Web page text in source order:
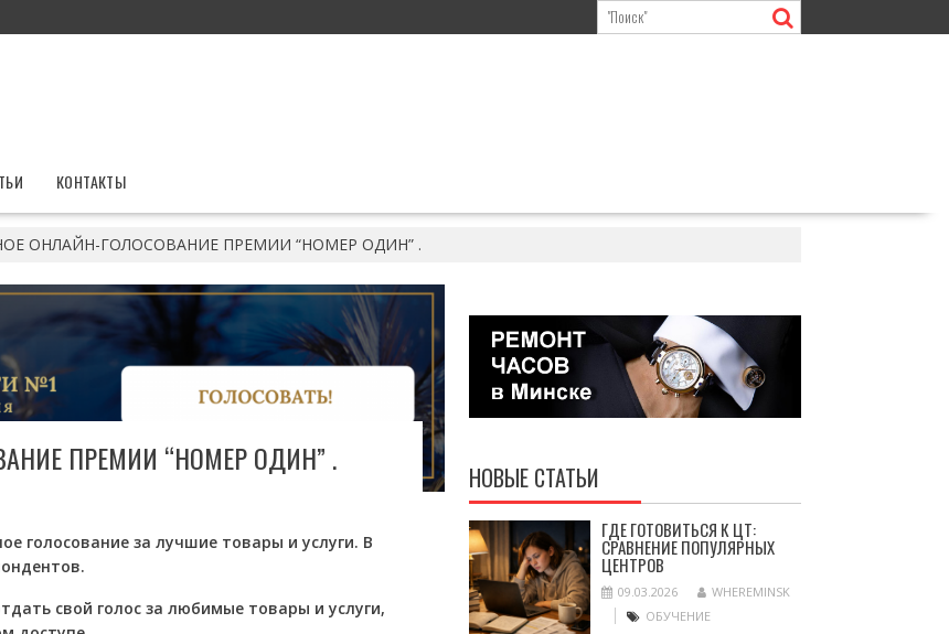
КОНТАКТЫ
ОНЛАЙН-ГОЛОСОВАНИЕ ПРЕМИИ “НОМЕР ОДИН” .
ПРЕМИИ “НОМЕР ОДИН” .
голосование за лучшие товары и услуги. В
свой голос за любимые товары и услуги,
НОВЫЕ СТАТЬИ
ГДЕ ГОТОВИТЬСЯ К ЦТ:
СРАВНЕНИЕ ПОПУЛЯРНЫХ
ЦЕНТРОВ
09.03.2026
WHEREMINSK
ОБУЧЕНИЕ